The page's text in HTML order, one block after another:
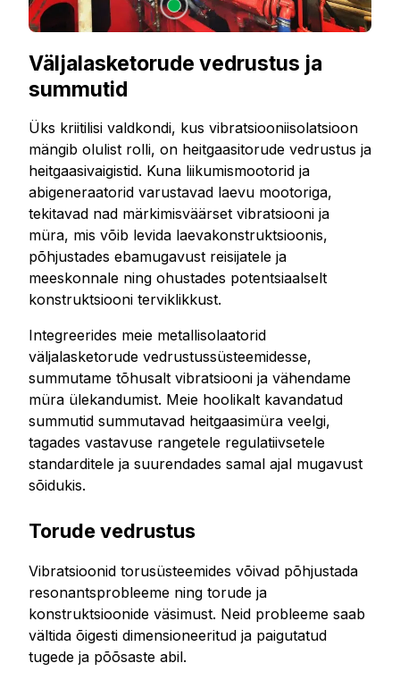
Väljalasketorude vedrustus ja
summutid
Üks kriitilisi valdkondi, kus vibratsiooniisolatsioon
mängib olulist rolli, on heitgaasitorude vedrustus ja
heitgaasivaigistid. Kuna liikumismootorid ja
abigeneraatorid varustavad laevu mootoriga,
tekitavad nad märkimisväärset vibratsiooni ja
müra, mis võib levida laevakonstruktsioonis,
põhjustades ebamugavust reisijatele ja
meeskonnale ning ohustades potentsiaalselt
konstruktsiooni terviklikkust.
Integreerides meie metallisolaatorid
väljalasketorude vedrustussüsteemidesse,
summutame tõhusalt vibratsiooni ja vähendame
müra ülekandumist. Meie hoolikalt kavandatud
summutid summutavad heitgaasimüra veelgi,
tagades vastavuse rangetele regulatiivsetele
standarditele ja suurendades samal ajal mugavust
sõidukis.
Torude vedrustus
Vibratsioonid torusüsteemides võivad põhjustada
resonantsprobleeme ning torude ja
konstruktsioonide väsimust. Neid probleeme saab
vältida õigesti dimensioneeritud ja paigutatud
tugede ja põõsaste abil.